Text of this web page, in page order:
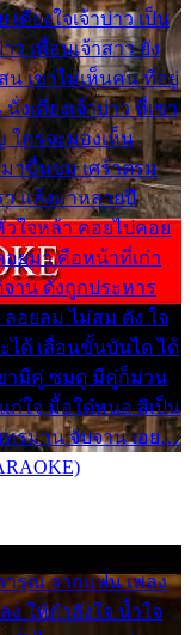
คียงใจเจ้าบ่าว เป็น
ว เพื่อนเจ้าสาว ยัง
เขาไม่เห็นคน ที่อยู่
งเคียงเจ้าบ่าว ที่เขา
ใครจะมองเห็น
าขื่นขม เศร้าตรม
า แล้งมาหลายปี
ใจหล้า คอยไปคอย
ยมา คือหน้าที่เก่า
าน ดั่งถูกประหาร
อยลม ไม่สม ดัง ใจ
ได้ เลื่อนขั้นบันได ได้
ขามีคู่ ซมดู มีคู่ก็ม่วน
ก่ใจ มื้อใด๋หนอ สิเป็น
ทรมาน จับจาน เอย…
รุณ จากแฟน เพลง
ง ให้กำลังใจ น้ำใจ